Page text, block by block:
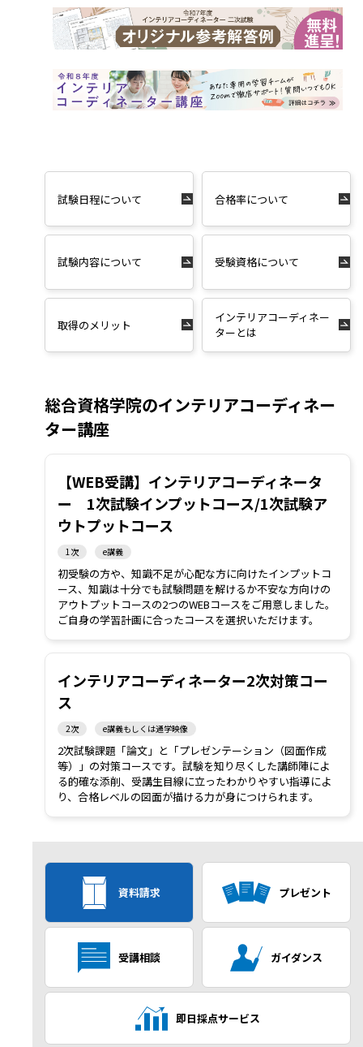
試験日程について 合格率について
試験内容について 受験資格について
取得のメリット
インテリアコーディネー
ターとは
総合資格学院のインテリアコーディネー
ター講座
【WEB受講】インテリアコーディネータ
ー 1次試験インプットコース/1次試験ア
ウトプットコース
1次 e講義
初受験の方や、知識不足が心配な方に向けたインプットコ
ース、知識は十分でも試験問題を解けるか不安な方向けの
アウトプットコースの2つのWEBコースをご用意しました。
ご自身の学習計画に合ったコースを選択いただけます。
インテリアコーディネーター2次対策コー
ス
2次 e講義もしくは通学映像
2次試験課題「論文」と「プレゼンテーション（図面作成
等）」の対策コースです。試験を知り尽くした講師陣によ
る的確な添削、受講生目線に立ったわかりやすい指導によ
り、合格レベルの図面が描ける力が身につけられます。
資料請求 プレゼント
受講相談 ガイダンス
即日採点サービス